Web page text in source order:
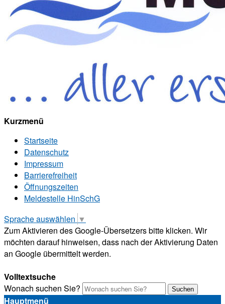
Kurzmenü
Startseite
Datenschutz
Impressum
Barrierefreiheit
Öffnungszeiten
Meldestelle HinSchG
Sprache auswählen ▼
Zum Aktivieren des Google-Übersetzers bitte klicken. Wir
möchten darauf hinweisen, dass nach der Aktivierung Daten
an Google übermittelt werden.
Volltextsuche
Wonach suchen Sie?
Suchen
Hauptmenü